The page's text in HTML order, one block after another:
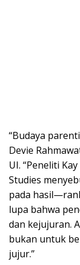
“Budaya
Devie
UI. “Peneliti
Studies
pada
lupa bahwa
dan kejujuran.
bukan untuk
jujur.”